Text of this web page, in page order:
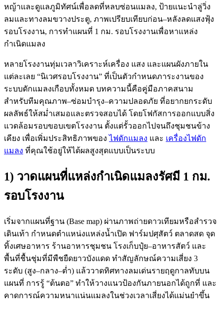
หลายโรงงานทุ่มเวลาวิเคราะห์เครื่อง แสง และแผนผังภายใน
แต่ละเลย “นิเวศรอบโรงงาน” ที่เป็นตัวกำหนดภาระงานของ
ระบบดักแมลงเกือบทั้งหมด บทความนี้คือคู่มือภาคสนาม
สำหรับทีมคุณภาพ–ซ่อมบำรุง–ความปลอดภัย ที่อยากยกระดับ
ผลลัพธ์ให้สม่ำเสมอและตรวจสอบได้ โดยโฟกัสการออกแบบสิ่ง
แวดล้อมรอบขอบเขตโรงงาน ตั้งแต่รั้วออกไปจนถึงชุมชนข้าง
เคียง เพื่อเพิ่มประสิทธิภาพของไฟดักแมลง และ เครื่องไฟดัก
แมลง ที่คุณใช้อยู่ให้ได้ผลสูงสุดแบบเป็นระบบ
1) วาดแผนที่แหล่งกำเนิดแมลงรัศมี 1 กม.
รอบโรงงาน
เริ่มจากแผนที่ฐาน (Base map) ผ่านภาพถ่ายดาวเทียมหรือสำรวจ
เดินเท้า กำหนดตำแหน่งแหล่งน้ำเปิด ฟาร์มปศุสัตว์ ตลาดสด จุด
ทิ้งเศษอาหาร ร้านอาหารชุมชน โรงเก็บปุ๋ย–อาหารสัตว์ และ
พื้นที่ชื้นชุ่มที่มีพืชยืดยาวบังแดด ทำสัญลักษณ์ความเสี่ยง 3
ระดับ (สูง–กลาง–ต่ำ) แล้ววาดทิศทางลมเด่นรายฤดูกาลทับบน
แผนที่ การรู้ “ต้นตอ” ทำให้วางแนวป้องกันภายนอกได้ถูกที่ และ
คาดการณ์ความหนาแน่นแมลงในช่วงเวลาเสี่ยงได้แม่นยำขึ้น